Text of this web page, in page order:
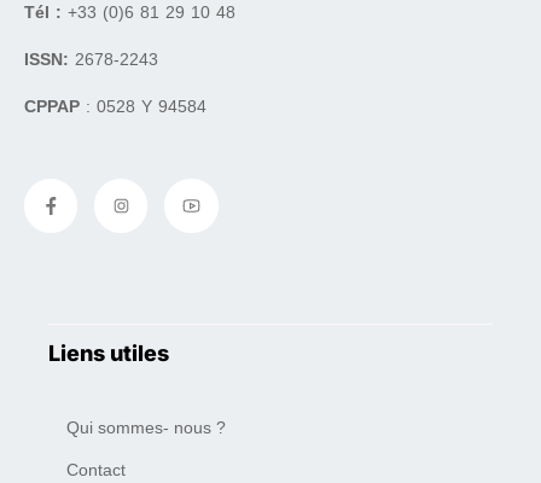
Tél : +33 (0)6 81 29 10 48
ISSN: 2678-2243
CPPAP : 0528 Y 94584
Liens utiles
Qui sommes- nous ?
Contact